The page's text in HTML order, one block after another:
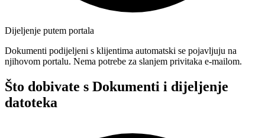
Dijeljenje putem portala
Dokumenti podijeljeni s klijentima automatski se pojavljuju na
njihovom portalu. Nema potrebe za slanjem privitaka e-mailom.
Što dobivate s Dokumenti i dijeljenje
datoteka